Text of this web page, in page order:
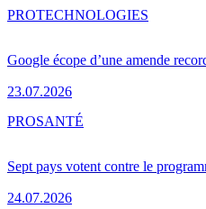
Google écope d’une amende
23.07.2026
PROTECHNOLOGIES
Sept pays votent contre le
24.07.2026
PROSANTÉ